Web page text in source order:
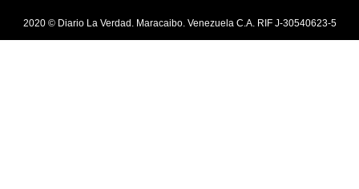
2020 © Diario La Verdad. Maracaibo. Venezuela C.A. RIF J-30540623-5